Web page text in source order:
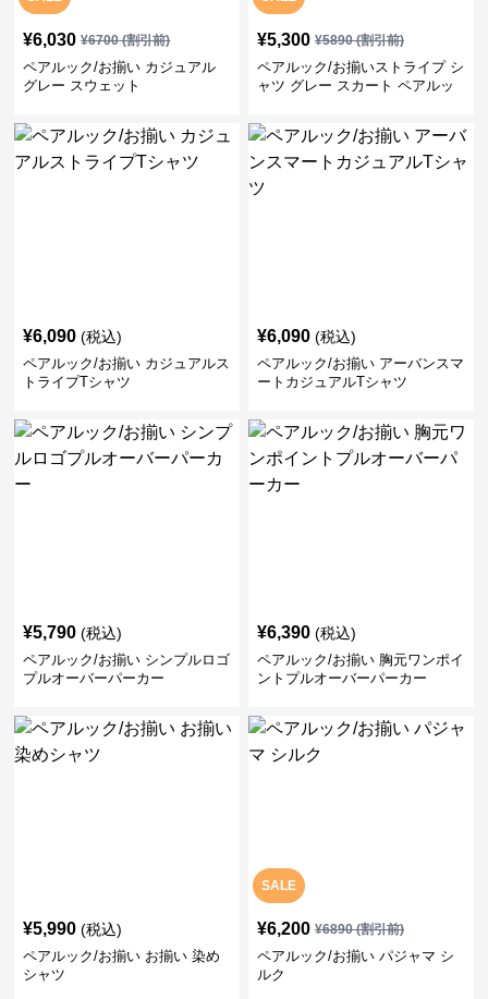
¥6,030 ¥6700(割引前)
ペアルック/お揃い カジュアル
グレー スウェット
¥5,300 ¥5890(割引前)
ペアルック/お揃いストライプ シ
ャツ グレー スカート ペアルッ
¥6,090 (税込)
ペアルック/お揃い カジュアルス
トライプTシャツ
¥6,090 (税込)
ペアルック/お揃い アーバンスマ
ートカジュアルTシャツ
¥5,790 (税込)
ペアルック/お揃い シンプルロゴ
プルオーバーパーカー
¥6,390 (税込)
ペアルック/お揃い 胸元ワンポイ
ントプルオーバーパーカー
¥5,990 (税込)
ペアルック/お揃い お揃い 染め
シャツ
SALE
¥6,200 ¥6890(割引前)
ペアルック/お揃い パジャマ シ
ルク